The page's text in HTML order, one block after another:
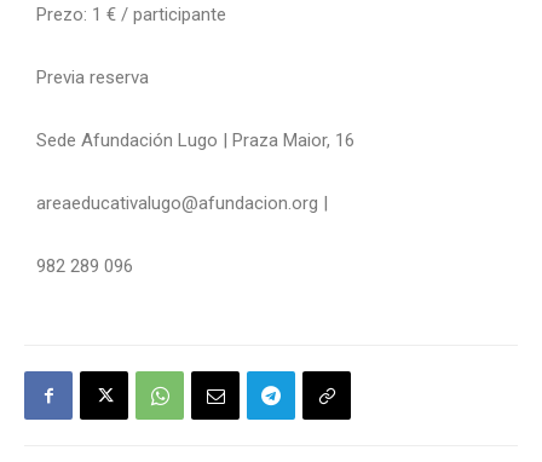
Prezo: 1 € / participante
Previa reserva
Sede Afundación Lugo | Praza Maior, 16
areaeducativalugo@afundacion.org |
982 289 096